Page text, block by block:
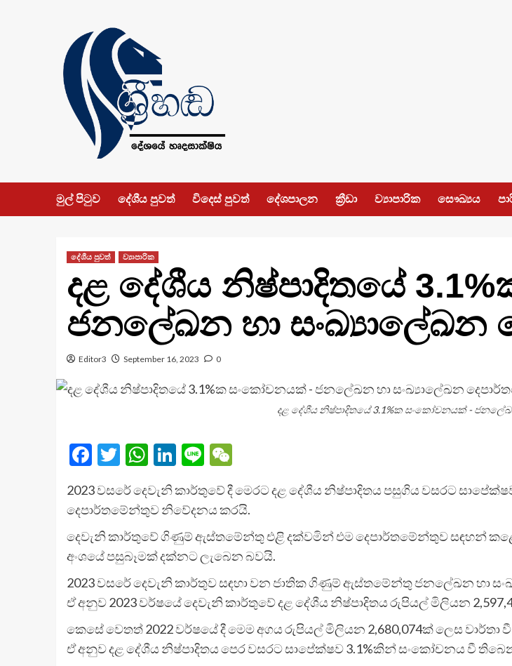
මුල් පිටුව දේශීය පුවත් විදෙස් පුවත් දේශපාලන ක්‍රීඩා ව්‍යාපාරික සෞඛ්‍යය
දේශීය පුවත් ව්‍යාපාරික
දළ දේශීය නිෂ්පාදිතයේ
ජනලේඛන හා සංඛ්‍යාලේඛන
Editor3 September 16, 2023 0
දළ දේශීය නිෂ්පාදිතයේ 3.1%ක සංකෝචනයක් -
Facebook
Twitter
WhatsApp
LinkedIn
LineWeChat
2023 වසරේ දෙවැනි කාර්තුවේ දී මෙරට දළ දේශීය නිෂ්පාදිතය පසුගිය වසරට
දෙපාර්තමේන්තුව නිවේදනය කරයි.
දෙවැනි කාර්තුවේ ගිණුම් ඇස්තමේන්තු එළි දක්වමින් එම දෙපාර්තමේන්තුව සඳහන්
අංශයේ පසුබෑමක් දක්නට ලැබෙන බවයි.
2023 වසරේ දෙවැනි කාර්තුව සඳහා වන ජාතික ගිණුම් ඇස්තමේන්තු ජනලේඛන හා
ඒ අනුව 2023 වර්ෂයේ දෙවැනි කාර්තුවේ දළ දේශීය නිෂ්පාදිතය රුපියල් මිලියන
කෙසේ වෙතත් 2022 වර්ෂයේ දී මෙම අගය රුපියල් මිලියන 2,680,074ක් ලෙස වාර්තා
ඒ අනුව දළ දේශීය නිෂ්පාදිතය පෙර වසරට සාපේක්ෂව 3.1%කින් සංකෝචනය වී